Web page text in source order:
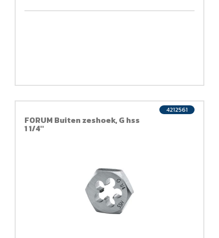
FORUM Buiten zeshoek, G hss
1 1/4''
4212561